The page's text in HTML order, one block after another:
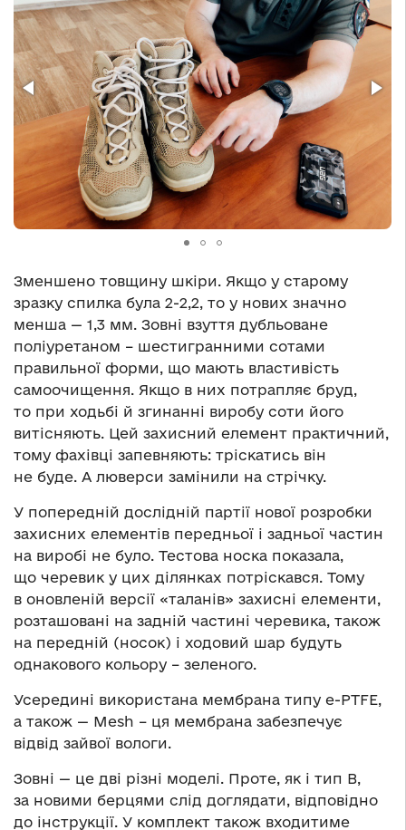
Зменшено товщину шкіри. Якщо у старому
зразку спилка була 2-2,2, то у нових значно
менша — 1,3 мм. Зовні взуття дубльоване
поліуретаном – шестигранними сотами
правильної форми, що мають властивість
самоочищення. Якщо в них потрапляє бруд,
то при ходьбі й згинанні виробу соти його
витісняють. Цей захисний елемент практичний,
тому фахівці запевняють: тріскатись він
не буде. А люверси замінили на стрічку.
У попередній дослідній партії нової розробки
захисних елементів передньої і задньої частин
на виробі не було. Тестова носка показала,
що черевик у цих ділянках потріскався. Тому
в оновленій версії «таланів» захисні елементи,
розташовані на задній частині черевика, також
на передній (носок) і ходовий шар будуть
однакового кольору – зеленого.
Усередині використана мембрана типу e-PTFE,
а також — Mesh – ця мембрана забезпечує
відвід зайвої вологи.
Зовні — це дві різні моделі. Проте, як і тип В,
за новими берцями слід доглядати, відповідно
до інструкції. У комплект також входитиме